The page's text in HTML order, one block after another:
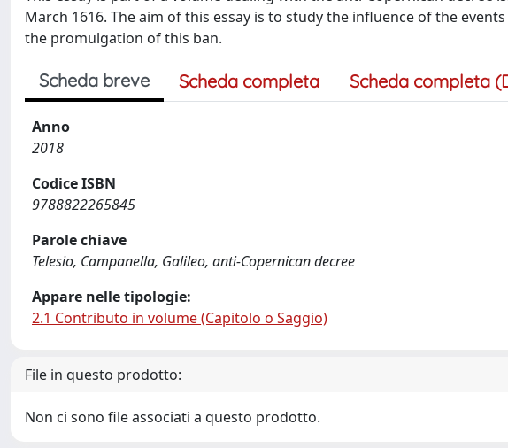
March 1616. The aim of this essay is to study the influence of the
the promulgation of this ban.
Scheda breve Scheda completa Scheda completa
Anno
2018
Codice ISBN
9788822265845
Parole chiave
Telesio, Campanella, Galileo, anti-Copernican decree
Appare nelle tipologie:
2.1 Contributo in volume (Capitolo o Saggio)
File in questo prodotto:
Non ci sono file associati a questo prodotto.